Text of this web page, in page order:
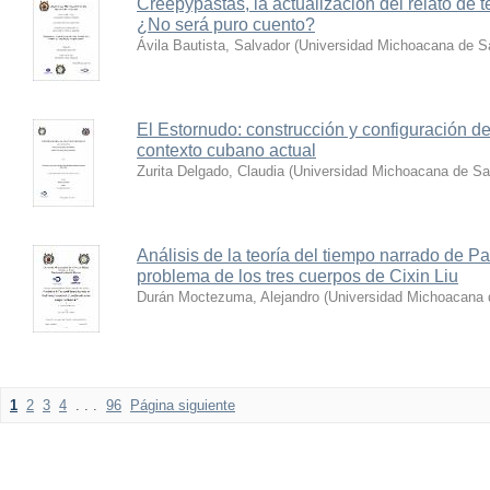
Creepypastas, la actualización del relato de
¿No será puro cuento?
Ávila Bautista, Salvador (Universidad Michoacana de
El Estornudo: construcción y configuración
contexto cubano actual
Zurita Delgado, Claudia (Universidad Michoacana de
Análisis de la teoría del tiempo narrado de
problema de los tres cuerpos de Cixin Liu
Durán Moctezuma, Alejandro (Universidad
1 2 3 4 . . . 96 Página siguiente